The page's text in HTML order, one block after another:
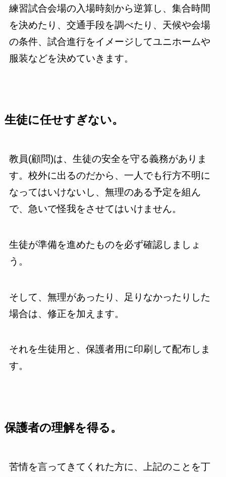
練習試合会場の入場時刻から逆算し、集合時間
を決めたり、交通手段を調べたり、天候や会場
の条件、試合進行をイメージしてユニホームや
服装などを決めていきます。
生徒に任せすぎない。
教員(顧問)は、生徒の安全を守る義務がありま
す。校外に出るのだから、一人でも行方不明に
なってはいけないし、無理のある予定を組ん
で、急いで怪我をさせてはいけません。
生徒が準備を進めたものを必ず確認しましょ
う。
そして、無理があったり、足りなかったりした
場合は、修正を加えます。
それを生徒用と、保護者用に印刷して配布しま
す。
保護者の理解を得る。
苦情を言ってきてくれた方に、上記のことを丁